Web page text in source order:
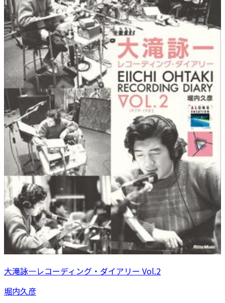
大滝詠一レコーディング・ダイアリー Vol.2
堀内久彦